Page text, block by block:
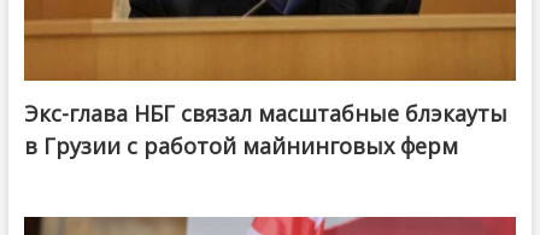
Экс-глава НБГ связал масштабные блэкауты
в Грузии с работой майнинговых ферм